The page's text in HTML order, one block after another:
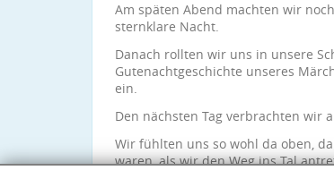
Am späten Abend machten wir
sternklare Nacht.
Danach rollten wir uns in unsere
Gutenachtgeschichte unseres
ein.
Den nächsten Tag verbrachten wir
Wir fühlten uns so wohl da oben,
waren, als wir den Weg ins Tal